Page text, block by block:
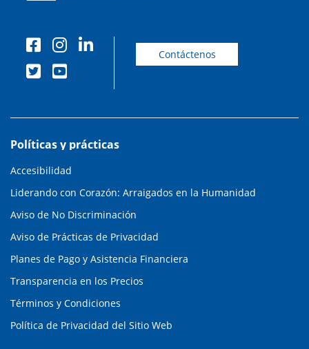
Contáctenos
Políticas y prácticas
Accesibilidad
Liderando con Corazón: Arraigados en la Humanidad
Aviso de No Discriminación
Aviso de Prácticas de Privacidad
Planes de Pago y Asistencia Financiera
Transparencia en los Precios
Términos y Condiciones
Política de Privacidad del Sitio Web